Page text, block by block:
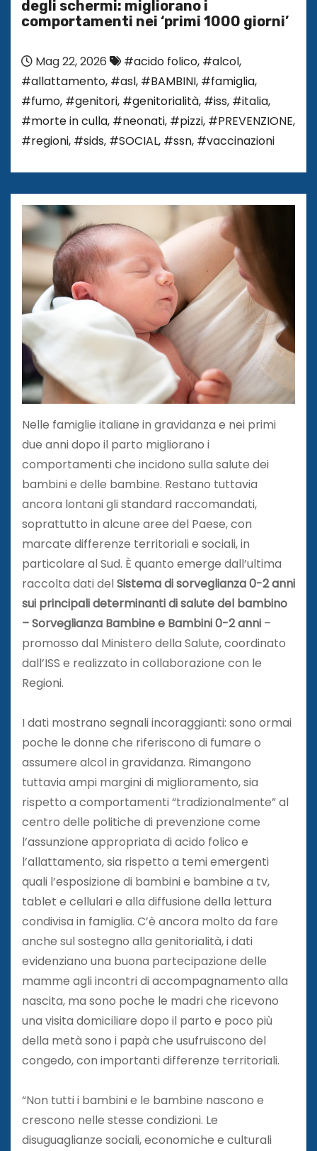
degli schermi: migliorano i
comportamenti nei ‘primi 1000 giorni’
Mag 22, 2026 #acido folico, #alcol,
#allattamento, #asl, #BAMBINI, #famiglia,
#fumo, #genitori, #genitorialità, #iss, #italia,
#morte in culla, #neonati, #pizzi, #PREVENZIONE,
#regioni, #sids, #SOCIAL, #ssn, #vaccinazioni
Nelle famiglie italiane in gravidanza e nei primi
due anni dopo il parto migliorano i
comportamenti che incidono sulla salute dei
bambini e delle bambine. Restano tuttavia
ancora lontani gli standard raccomandati,
soprattutto in alcune aree del Paese, con
marcate differenze territoriali e sociali, in
particolare al Sud. È quanto emerge dall’ultima
raccolta dati delSistema di sorveglianza 0-2 anni
sui principali determinanti di salute del bambino
– Sorveglianza Bambine e Bambini 0-2 anni –
promosso dal Ministero della Salute, coordinato
dall’ISS e realizzato in collaborazione con le
Regioni.
I dati mostrano segnali incoraggianti: sono ormai
poche le donne che riferiscono di fumare o
assumere alcol in gravidanza. Rimangono
tuttavia ampi margini di miglioramento, sia
rispetto a comportamenti “tradizionalmente” al
centro delle politiche di prevenzione come
l’assunzione appropriata di acido folico e
l’allattamento, sia rispetto a temi emergenti
quali l’esposizione di bambini e bambine a tv,
tablet e cellulari e alla diffusione della lettura
condivisa in famiglia. C’è ancora molto da fare
anche sul sostegno alla genitorialità, i dati
evidenziano una buona partecipazione delle
mamme agli incontri di accompagnamento alla
nascita, ma sono poche le madri che ricevono
una visita domiciliare dopo il parto e poco più
della metà sono i papà che usufruiscono del
congedo, con importanti differenze territoriali.
“Non tutti i bambini e le bambine nascono e
crescono nelle stesse condizioni. Le
disuguaglianze sociali, economiche e culturali